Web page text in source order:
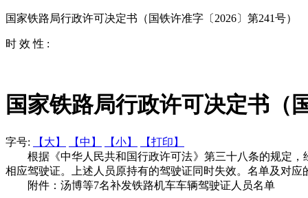
国家铁路局行政许可决定书（国铁许准字〔2026〕第241号）
时 效 性 :
国家铁路局行政许可决定书（
字号: 【大】 【中】 【小】
【打印】
根据《中华人民共和国行政许可法》第三十八条的规定，
相应驾驶证。上述人员原持有的驾驶证同时失效。名单及对应
附件：汤博等7名补发铁路机车车辆驾驶证人员名单